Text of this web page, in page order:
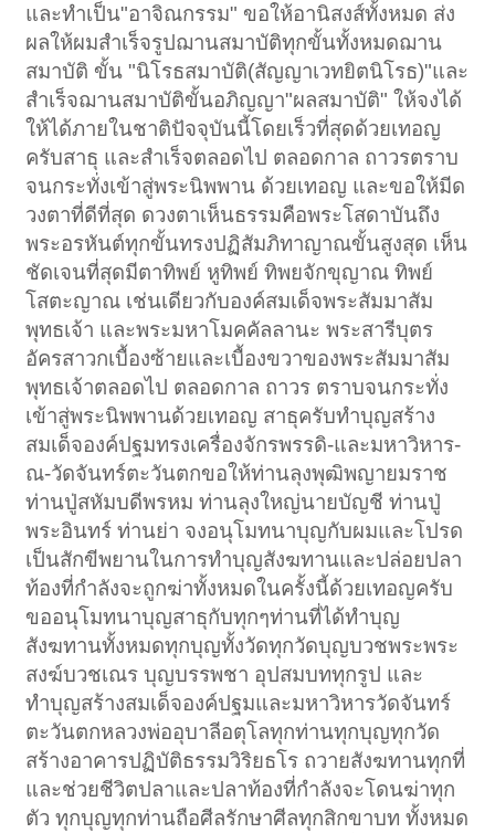
และทำเป็น"อาจิณกรรม" ขอให้อานิสงส์ทั้งหมด ส่ง
ผลให้ผมสำเร็จรูปฌานสมาบัติทุกขั้นทั้งหมดฌาน
สมาบัติ ขั้น "นิโรธสมาบัติ(สัญญาเวทยิตนิโรธ)"และ
สำเร็จฌานสมาบัติขั้นอภิญญา"ผลสมาบัติ" ให้จงได้
ให้ได้ภายในชาติปัจจุบันนี้โดยเร็วที่สุดด้วยเทอญ
ครับสาธุ และสำเร็จตลอดไป ตลอดกาล ถาวรตราบ
จนกระทั่งเข้าสู่พระนิพพาน ด้วยเทอญ และขอให้มีด
วงตาที่ดีที่สุด ดวงตาเห็นธรรมคือพระโสดาบันถึง
พระอรหันต์ทุกขั้นทรงปฏิสัมภิทาญาณขั้นสูงสุด เห็น
ชัดเจนที่สุดมีตาทิพย์ หูทิพย์ ทิพยจักขุญาณ ทิพย์
โสตะญาณ เช่นเดียวกับองค์สมเด็จพระสัมมาสัม
พุทธเจ้า และพระมหาโมคคัลลานะ พระสารีบุตร
อัครสาวกเบื้องซ้ายและเบื้องขวาของพระสัมมาสัม
พุทธเจ้าตลอดไป ตลอดกาล ถาวร ตราบจนกระทั่ง
เข้าสู่พระนิพพานด้วยเทอญ สาธุครับทำบุญสร้าง
สมเด็จองค์ปฐมทรงเครื่องจักรพรรดิ-และมหาวิหาร-
ณ-วัดจันทร์ตะวันตกขอให้ท่านลุงพุฒิพญายมราช
ท่านปู่สหัมบดีพรหม ท่านลุงใหญ่นายบัญชี ท่านปู่
พระอินทร์ ท่านย่า จงอนุโมทนาบุญกับผมและโปรด
เป็นสักขีพยานในการทำบุญสังฆทานและปล่อยปลา
ท้องที่กำลังจะถูกฆ่าทั้งหมดในครั้งนี้ด้วยเทอญครับ
ขออนุโมทนาบุญสาธุกับทุกๆท่านที่ได้ทำบุญ
สังฆทานทั้งหมดทุกบุญทั้งวัดทุกวัดบุญบวชพระพระ
สงฆ์บวชเณร บุญบรรพชา อุปสมบททุกรูป และ
ทำบุญสร้างสมเด็จองค์ปฐมและมหาวิหารวัดจันทร์
ตะวันตกหลวงพ่ออุบาลีอตุโลทุกท่านทุกบุญทุกวัด
สร้างอาคารปฏิบัติธรรมวิริยธโร ถวายสังฆทานทุกที่
และช่วยชีวิตปลาและปลาท้องที่กำลังจะโดนฆ่าทุก
ตัว ทุกบุญทุกท่านถือศีลรักษาศีลทุกสิกขาบท ทั้งหมด